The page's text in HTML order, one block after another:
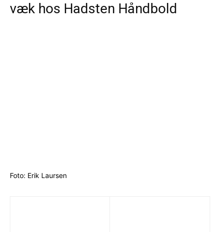
væk hos Hadsten Håndbold
Foto: Erik Laursen